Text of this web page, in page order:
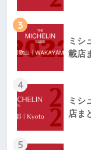
3
ミシ
載店
4
ミシ
店ま
5